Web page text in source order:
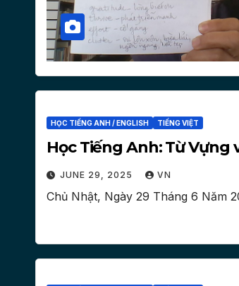
HỌC TIẾNG ANH / ENGLISH TIẾNG VIỆT
Học Tiếng Anh: Từ Vựng
JUNE 29, 2025 VN
Chủ Nhật, Ngày 29 Tháng 6 Năm